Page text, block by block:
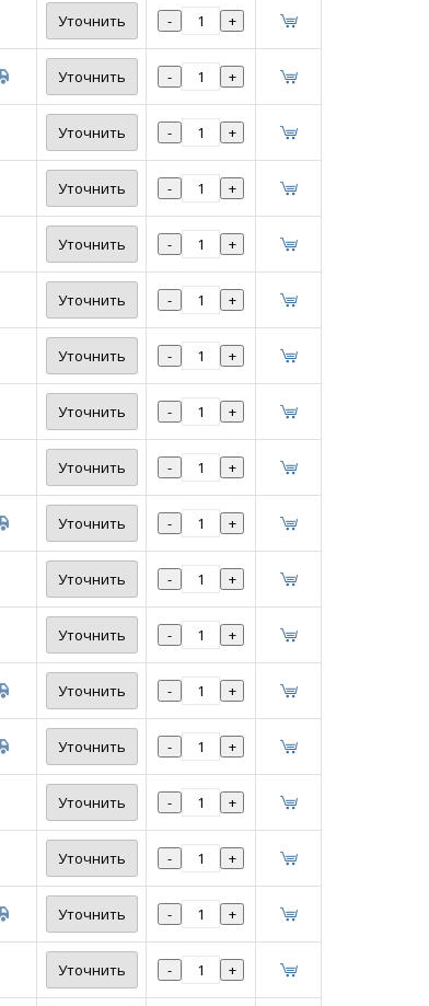
Уточнить - +
Уточнить - +
Уточнить - +
Уточнить - +
Уточнить - +
Уточнить - +
Уточнить - +
Уточнить - +
Уточнить - +
Уточнить - +
Уточнить - +
Уточнить - +
Уточнить - +
Уточнить - +
Уточнить - +
Уточнить - +
Уточнить - +
Уточнить - +